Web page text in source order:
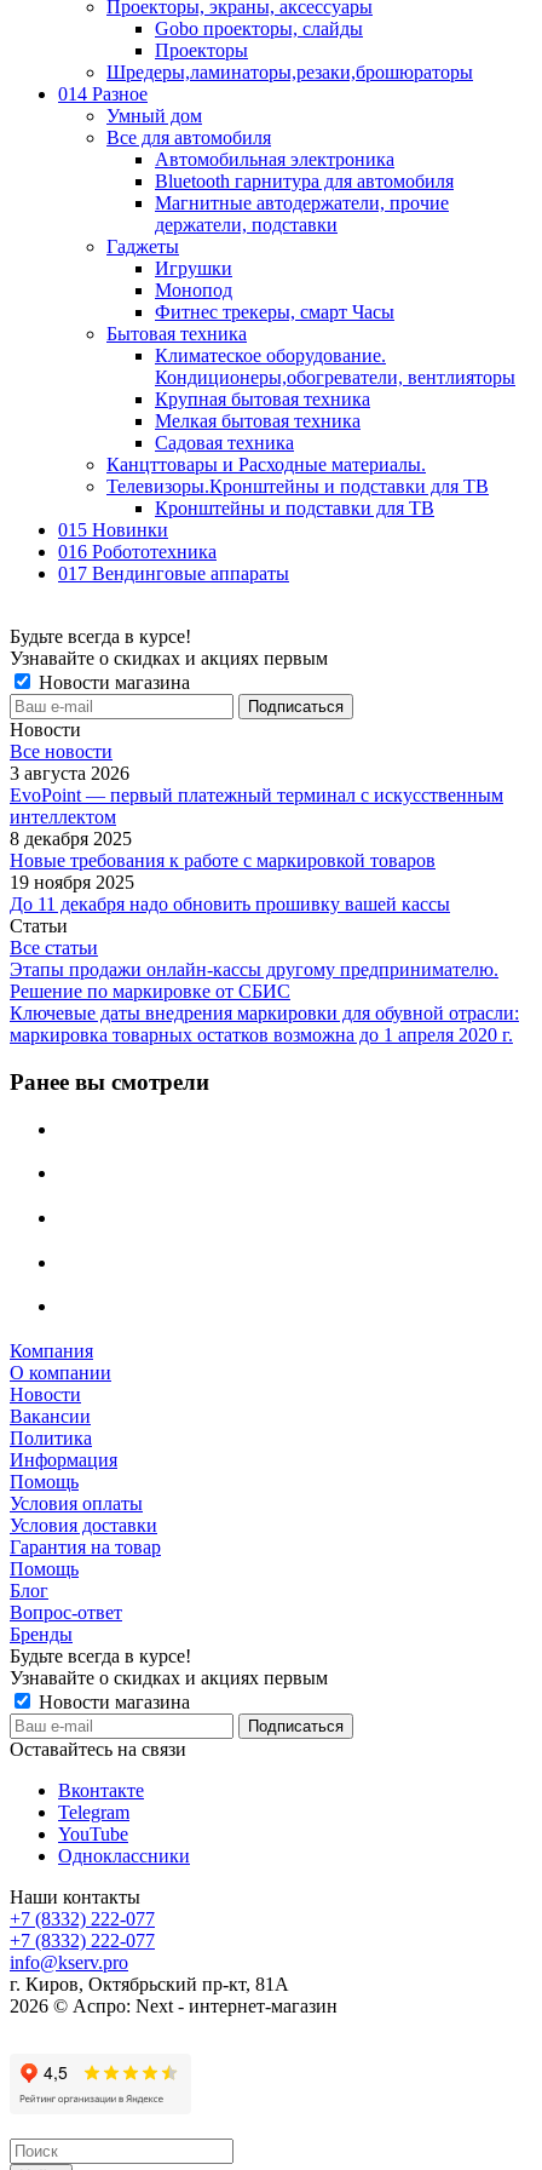
Проекторы, экраны, аксессуары
Gobo проекторы, слайды
Проекторы
Шредеры,ламинаторы,резаки,брошюраторы
014 Разное
Умный дом
Все для автомобиля
Автомобильная электроника
Bluetooth гарнитура для автомобиля
Магнитные автодержатели, прочие
держатели, подставки
Гаджеты
Игрушки
Монопод
Фитнес трекеры, смарт Часы
Бытовая техника
Климатеское оборудование.
Кондиционеры,обогреватели, вентлияторы
Крупная бытовая техника
Мелкая бытовая техника
Садовая техника
Канцттовары и Расходные материалы.
Телевизоры.Кронштейны и подставки для ТВ
Кронштейны и подставки для ТВ
015 Новинки
016 Робототехника
017 Вендинговые аппараты
Будьте всегда в курсе!
Узнавайте о скидках и акциях первым
Новости магазина
Новости
Все новости
3 августа 2026
EvoPoint — первый платежный терминал с искусственным
интеллектом
8 декабря 2025
Новые требования к работе с маркировкой товаров
19 ноября 2025
До 11 декабря надо обновить прошивку вашей кассы
Статьи
Все статьи
Этапы продажи онлайн-кассы другому предпринимателю.
Решение по маркировке от СБИС
Ключевые даты внедрения маркировки для обувной отрасли:
маркировка товарных остатков возможна до 1 апреля 2020 г.
Ранее вы смотрели
Компания
О компании
Новости
Вакансии
Политика
Информация
Помощь
Условия оплаты
Условия доставки
Гарантия на товар
Помощь
Блог
Вопрос-ответ
Бренды
Будьте всегда в курсе!
Узнавайте о скидках и акциях первым
Новости магазина
Оставайтесь на связи
Вконтакте
Telegram
YouTube
Одноклассники
Наши контакты
+7 (8332) 222-077
+7 (8332) 222-077
info@kserv.pro
г. Киров, Октябрьский пр-кт, 81А
2026 © Аспро: Next - интернет-магазин